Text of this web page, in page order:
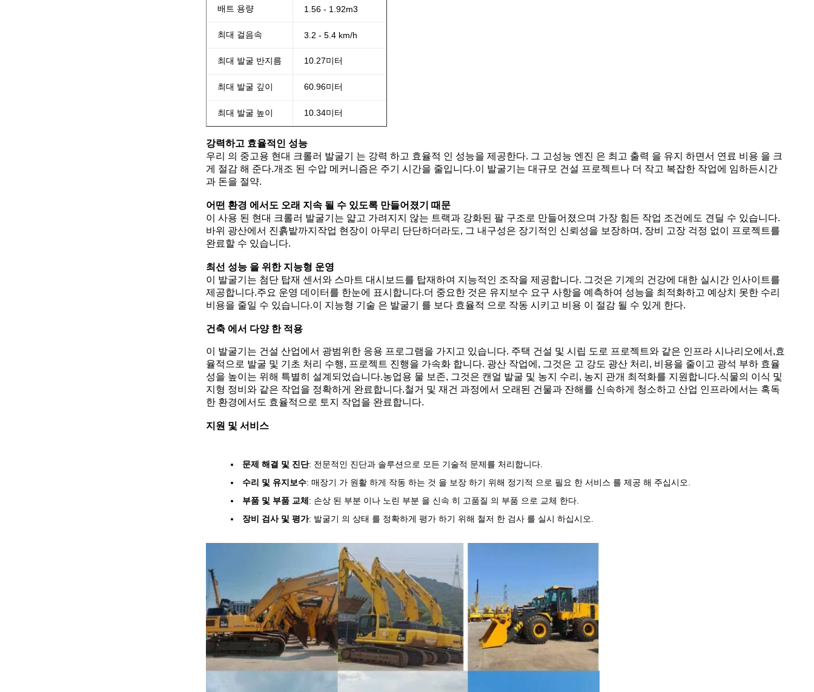
배트 용량 1.56 - 1.92m3
최대 걸음속 3.2 - 5.4 km/h
최대 발굴 반지름 10.27미터
최대 발굴 깊이 60.96미터
최대 발굴 높이 10.34미터
강력하고 효율적인 성능
우리 의 중고용 현대 크롤러 발굴기 는 강력 하고 효율적 인 성능을 제공한다. 그 고성능 엔진 은 최고 출력 을 유지 하면서 연료 비용 을 크
게 절감 해 준다.개조 된 수압 메커니즘은 주기 시간을 줄입니다.이 발굴기는 대규모 건설 프로젝트나 더 작고 복잡한 작업에 임하든시간
과 돈을 절약.
어떤 환경 에서도 오래 지속 될 수 있도록 만들어졌기 때문
이 사용 된 현대 크롤러 발굴기는 얇고 가려지지 않는 트랙과 강화된 팔 구조로 만들어졌으며 가장 힘든 작업 조건에도 견딜 수 있습니다.
바위 광산에서 진흙밭까지작업 현장이 아무리 단단하더라도, 그 내구성은 장기적인 신뢰성을 보장하며, 장비 고장 걱정 없이 프로젝트를
완료할 수 있습니다.
최선 성능 을 위한 지능형 운영
이 발굴기는 첨단 탑재 센서와 스마트 대시보드를 탑재하여 지능적인 조작을 제공합니다. 그것은 기계의 건강에 대한 실시간 인사이트를
제공합니다.주요 운영 데이터를 한눈에 표시합니다.더 중요한 것은 유지보수 요구 사항을 예측하여 성능을 최적화하고 예상치 못한 수리
비용을 줄일 수 있습니다.이 지능형 기술 은 발굴기 를 보다 효율적 으로 작동 시키고 비용 이 절감 될 수 있게 한다.
건축 에서 다양 한 적용
이 발굴기는 건설 산업에서 광범위한 응용 프로그램을 가지고 있습니다. 주택 건설 및 시립 도로 프로젝트와 같은 인프라 시나리오에서,효
율적으로 발굴 및 기초 처리 수행, 프로젝트 진행을 가속화 합니다. 광산 작업에, 그것은 고 강도 광산 처리, 비용을 줄이고 광석 부하 효율
성을 높이는 위해 특별히 설계되었습니다.농업용 물 보존, 그것은 캔얼 발굴 및 농지 수리, 농지 관개 최적화를 지원합니다.식물의 이식 및
지형 정비와 같은 작업을 정확하게 완료합니다.철거 및 재건 과정에서 오래된 건물과 잔해를 신속하게 청소하고 산업 인프라에서는 혹독
한 환경에서도 효율적으로 토지 작업을 완료합니다.
지원 및 서비스
문제 해결 및 진단: 전문적인 진단과 솔루션으로 모든 기술적 문제를 처리합니다.
수리 및 유지보수: 매장기 가 원활 하게 작동 하는 것 을 보장 하기 위해 정기적 으로 필요 한 서비스 를 제공 해 주십시오.
부품 및 부품 교체 : 손상 된 부분 이나 노린 부분 을 신속 히 고품질 의 부품 으로 교체 한다.
장비 검사 및 평가: 발굴기 의 상태 를 정확하게 평가 하기 위해 철저 한 검사 를 실시 하십시오.